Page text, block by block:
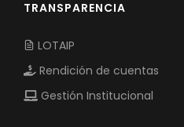
TRANSPARENCIA
LOTAIP
Rendición de cuentas
Gestión Institucional